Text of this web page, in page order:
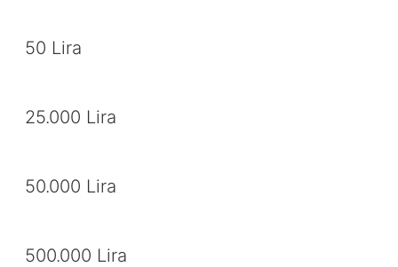
50 Lira
25.000 Lira
50.000 Lira
500.000 Lira